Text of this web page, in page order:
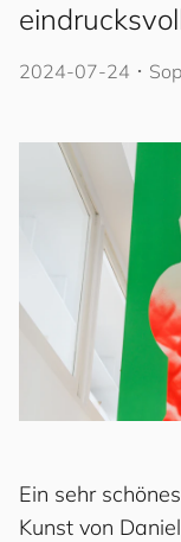
2024-07-24 ･
Ein sehr
Kunst von